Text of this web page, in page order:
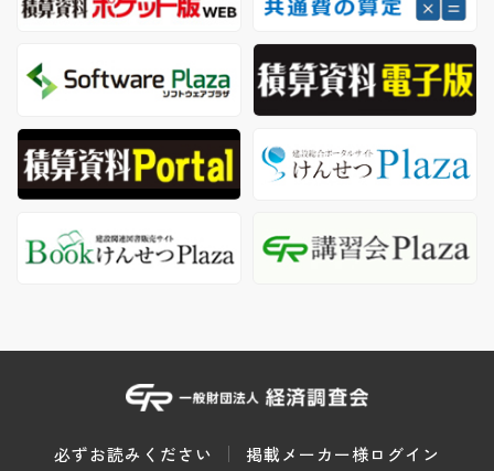
必ずお読みください 掲載メーカー様ログイン